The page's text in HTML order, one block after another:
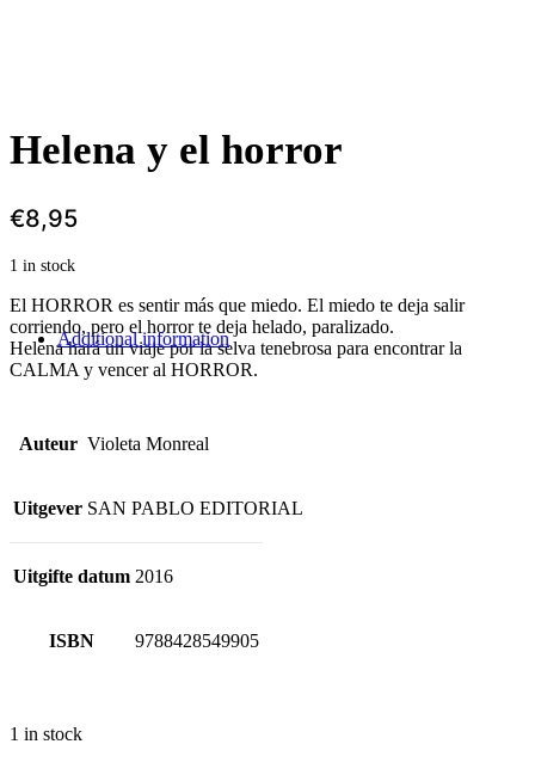
Helena y el horror
€8,95
1 in stock
El HORROR es sentir más que miedo. El miedo te deja salir
corriendo, pero el horror te deja helado, paralizado.
Helena hará un viaje por la selva tenebrosa para encontrar la
CALMA y vencer al HORROR.
Additional information
Auteur Violeta Monreal
Uitgever SAN PABLO EDITORIAL
Uitgifte datum 2016
ISBN 9788428549905
1 in stock